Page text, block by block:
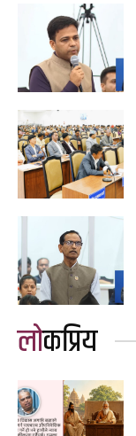
लोकप्रिय